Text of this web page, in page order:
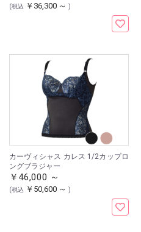
(税込 ￥36,300 ～ )
カーヴィシャス カレス 1/2カップロ
ングブラジャー
￥46,000 ～
(税込 ￥50,600 ～ )